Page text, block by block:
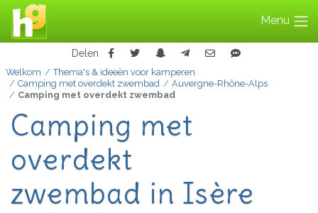
Menu
Delen
Welkom
Thema's & ideeën voor kamperen
Camping met overdekt zwembad
Auvergne-Rhône-Alps
Camping met overdekt zwembad
Camping met
overdekt
zwembad in Isère